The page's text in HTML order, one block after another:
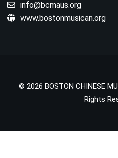
info@bcmaus.org
www.bostonmusican.org
© 2026 BOSTON CHINESE
Rights